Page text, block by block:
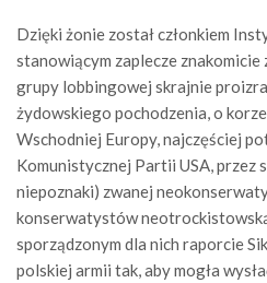
Dzięki żonie został członkiem
stanowiącym zaplecze
grupy lobbingowej skrajnie
żydowskiego pochodzenia, o
Wschodniej Europy, najczęściej
Komunistycznej Partii USA, przez
niepoznaki) zwanej
konserwatystów
sporządzonym dla nich raporcie
polskiej armii tak, aby mogła